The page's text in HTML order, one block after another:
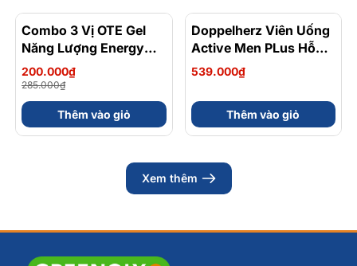
- 30%
Combo 3 Vị OTE Gel
Năng Lượng Energy
Gel Kết Hợp
Carbohydrate Điện Giải
56gram 82kcal
200.000₫
285.000₫
Thêm vào giỏ
Doppelherz Viên Uống
Active Men PLus Hỗ
Trợ Tăng Cường Sức
Khỏe Sinh Lý Nam Hộp
30 Viên
539.000₫
Thêm vào giỏ
Xem thêm